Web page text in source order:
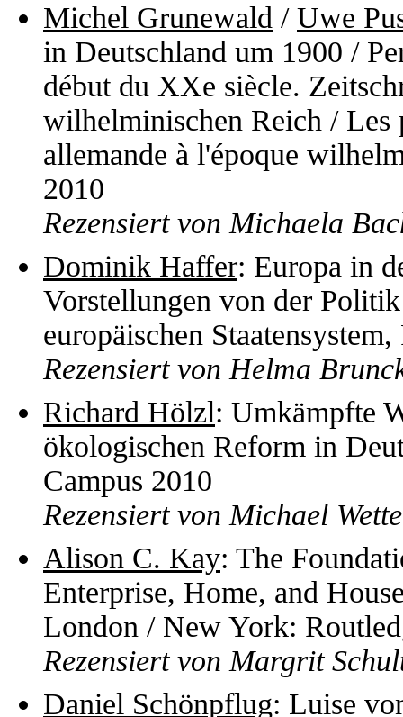
Michel Grunewald / Uwe
in Deutschland um 1900 /
début du XXe siècle.
wilhelminischen Reich / Les
allemande à l'époque
2010
Rezensiert von Michaela
Dominik Haffer: Europa in
Vorstellungen von der
europäischen
Rezensiert von Helma
Richard Hölzl: Umkämpfte
ökologischen Reform in
Campus 2010
Rezensiert von Michael
Alison C. Kay: The
Enterprise, Home, and
London / New York:
Rezensiert von Margrit
Daniel Schönpflug: Luise